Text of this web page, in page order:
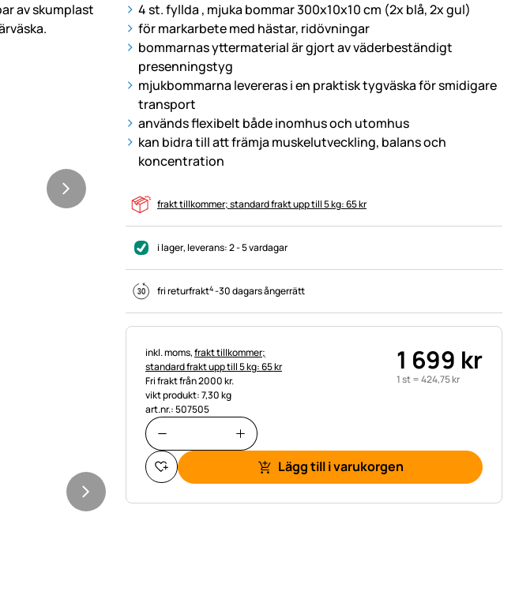
4 st. fyllda , mjuka bommar 300x10x10 cm (2x blå, 2x gul)
för markarbete med hästar, ridövningar
bommarnas yttermaterial är gjort av väderbeständigt
presenningstyg
mjukbommarna levereras i en praktisk tygväska för smidigare
transport
används flexibelt både inomhus och utomhus
kan bidra till att främja muskelutveckling, balans och
koncentration
frakt tillkommer; standard frakt upp till 5 kg: 65 kr
i lager, leverans:2 - 5 vardagar
fri returfrakt4-30 dagars ångerrätt
Skatteinformation:
inkl. moms,frakt tillkommer;
standard frakt upp till 5 kg: 65 kr
Fri frakt från 2000 kr.
vikt produkt: 7,30 kg
art.nr.: 507505
1 699 kr
1 st =424,75kr
Lägg till i varukorgen